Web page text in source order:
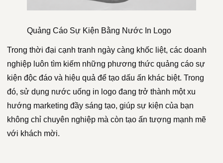
Quảng Cáo Sự Kiện Bằng Nước In Logo
Trong thời đại cạnh tranh ngày càng khốc liệt, các doanh
nghiệp luôn tìm kiếm những phương thức quảng cáo sự
kiện độc đáo và hiệu quả để tạo dấu ấn khác biệt. Trong
đó, sử dụng nước uống in logo đang trở thành một xu
hướng marketing đầy sáng tạo, giúp sự kiện của bạn
không chỉ chuyên nghiệp mà còn tạo ấn tượng mạnh mẽ
với khách mời.